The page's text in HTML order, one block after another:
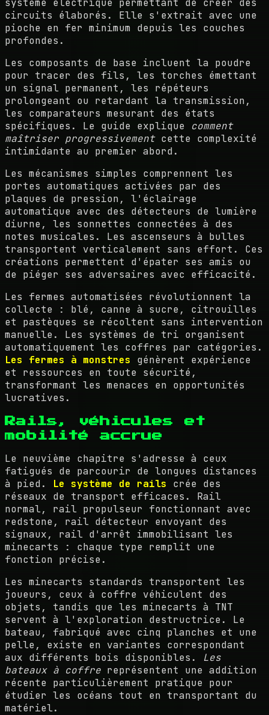
circuits élaborés. Elle s'extrait avec une
pioche en fer minimum depuis les couches
profondes.
Les composants de base incluent la poudre
pour tracer des fils, les torches émettant
un signal permanent, les répéteurs
prolongeant ou retardant la transmission,
les comparateurs mesurant des états
spécifiques. Le guide explique comment
maîtriser progressivementcette complexité
intimidante au premier abord.
Les mécanismes simples comprennent les
portes automatiques activées par des
plaques de pression, l'éclairage
automatique avec des détecteurs de lumière
diurne, les sonnettes connectées à des
notes musicales. Les ascenseurs à bulles
transportent verticalement sans effort. Ces
créations permettent d'épater ses amis ou
de piéger ses adversaires avec efficacité.
Les fermes automatisées révolutionnent la
collecte : blé, canne à sucre, citrouilles
et pastèques se récoltent sans intervention
manuelle. Les systèmes de tri organisent
automatiquement les coffres par catégories.
Les fermes à monstres génèrent expérience
et ressources en toute sécurité,
transformant les menaces en opportunités
lucratives.
Rails, véhicules et
mobilité accrue
Le neuvième chapitre s'adresse à ceux
fatigués de parcourir de longues distances
à pied. Le système de rails crée des
réseaux de transport efficaces. Rail
normal, rail propulseur fonctionnant avec
redstone, rail détecteur envoyant des
signaux, rail d'arrêt immobilisant les
minecarts : chaque type remplit une
fonction précise.
Les minecarts standards transportent les
joueurs, ceux à coffre véhiculent des
objets, tandis que les minecarts à TNT
servent à l'exploration destructrice. Le
bateau, fabriqué avec cinq planches et une
pelle, existe en variantes correspondant
aux différents bois disponibles. Les
bateaux à coffre représentent une addition
récente particulièrement pratique pour
étudier les océans tout en transportant du
matériel.